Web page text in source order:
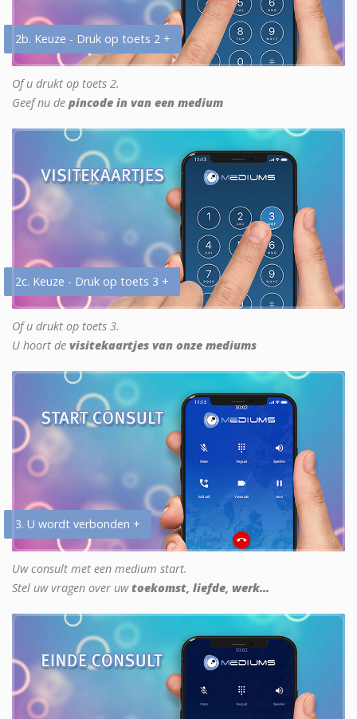
2b. Keuze - Druk op toets 2 +
Of u drukt op toets 2.
Geef nu de pincode in van een medium
2c. Keuze - Druk op toets 3 +
Of u drukt op toets 3.
U hoort de visitekaartjes van onze mediums
3. U wordt verbonden +
Uw consult met een medium start.
Stel uw vragen over uwtoekomst, liefde, werk...